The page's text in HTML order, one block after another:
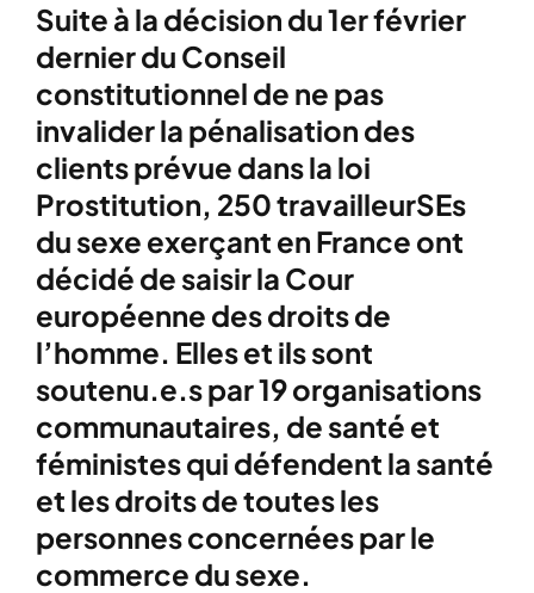
Suite à la décision du 1er février
dernier du Conseil
constitutionnel de ne pas
invalider la pénalisation des
clients prévue dans la loi
Prostitution, 250 travailleurSEs
du sexe exerçant en France ont
décidé de saisir la Cour
européenne des droits de
l’homme. Elles et ils sont
soutenu.e.s par 19 organisations
communautaires, de santé et
féministes qui défendent la santé
et les droits de toutes les
personnes concernées par le
commerce du sexe.